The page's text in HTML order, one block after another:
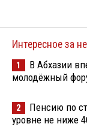
Интересное за
1
В Абхазии
молодёжный
2
Пенсию по
уровне не ниже